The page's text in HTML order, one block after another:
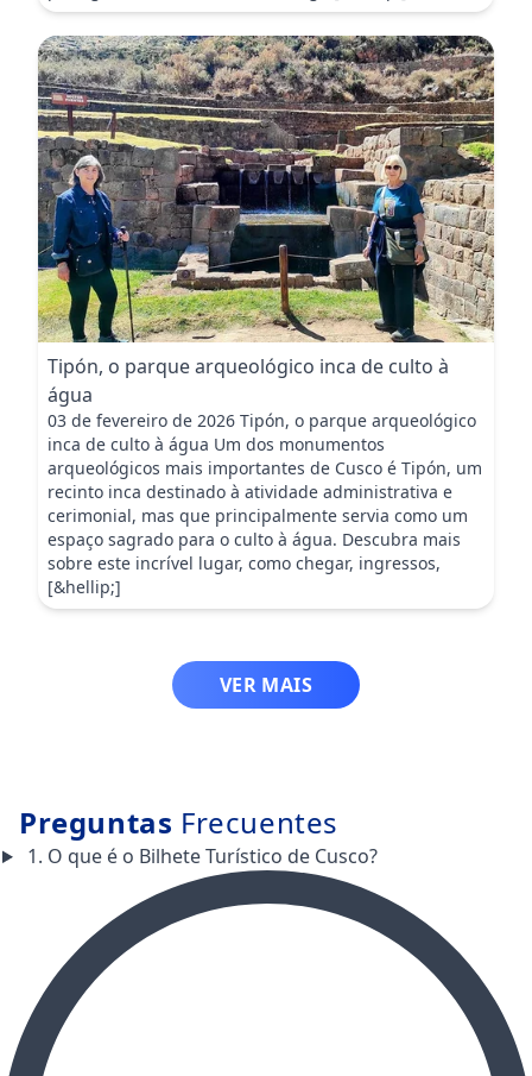
Tipón, o parque arqueológico inca de culto à
água
03 de fevereiro de 2026 Tipón, o parque arqueológico
inca de culto à água Um dos monumentos
arqueológicos mais importantes de Cusco é Tipón, um
recinto inca destinado à atividade administrativa e
cerimonial, mas que principalmente servia como um
espaço sagrado para o culto à água. Descubra mais
sobre este incrível lugar, como chegar, ingressos,
[&hellip;]
VER MAIS
Preguntas Frecuentes
1. O que é o Bilhete Turístico de Cusco?